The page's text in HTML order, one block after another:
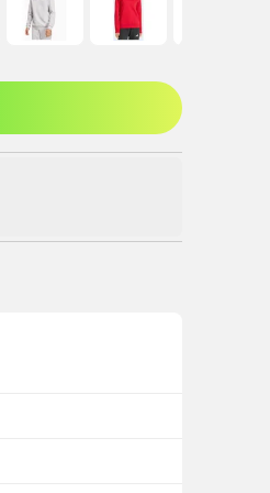
dig som medlem